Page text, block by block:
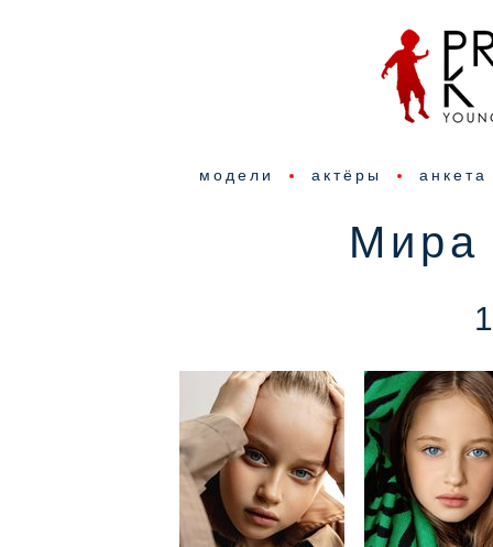
модели актёры анкета
Мира